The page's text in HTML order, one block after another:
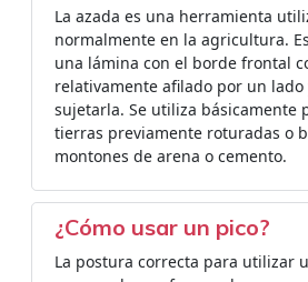
La azada es una herramienta
normalmente en la agricultura.
una lámina con el borde frontal
relativamente afilado por un
sujetarla. Se utiliza básicamente
tierras previamente roturadas o
montones de arena o cemento.
¿Cómo usar un pico?
La postura correcta para utilizar